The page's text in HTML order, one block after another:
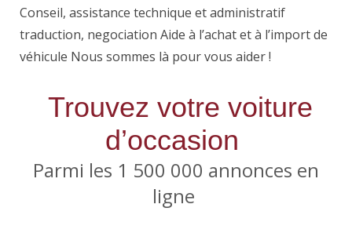
Conseil, assistance technique et administratif
traduction, negociation Aide à l’achat et à l’import de
véhicule Nous sommes là pour vous aider !
Trouvez votre voiture
d’occasion
Parmi les 1 500 000 annonces en
ligne